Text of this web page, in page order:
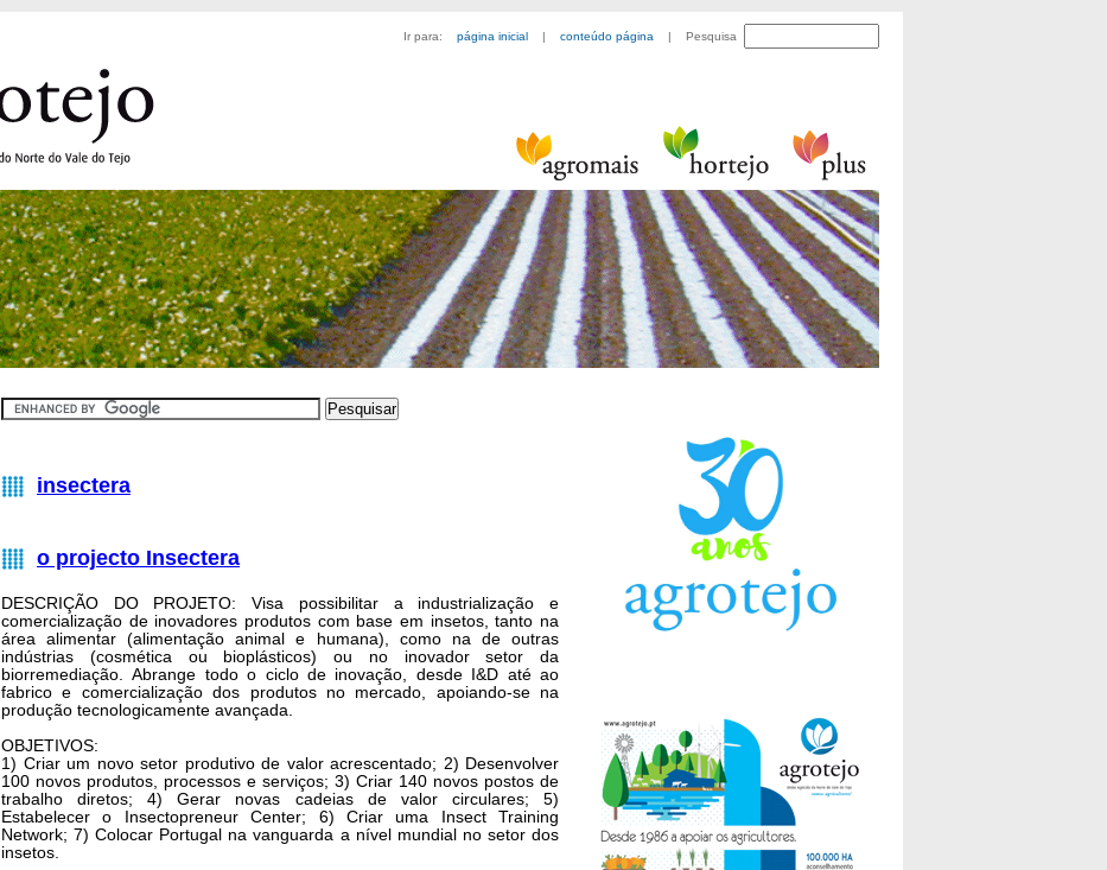
Ir para: página inicial | conteúdo página | Pesquisa
insectera
o projecto Insectera
DESCRIÇÃO DO PROJETO:Visa possibilitar a industrialização e
comercialização de inovadores produtos com base em insetos, tanto na
área alimentar (alimentação animal e humana), como na de outras
indústrias (cosmética ou bioplásticos) ou no inovador setor da
biorremediação. Abrange todo o ciclo de inovação, desde I&D até ao
fabrico e comercialização dos produtos no mercado, apoiando-se na
produção tecnologicamente avançada.
OBJETIVOS:
1) Criar um novo setor produtivo de valor acrescentado; 2) Desenvolver
100 novos produtos, processos e serviços; 3) Criar 140 novos postos de
trabalho diretos; 4) Gerar novas cadeias de valor circulares; 5)
Estabelecer o Insectopreneur Center; 6) Criar uma Insect Training
Network; 7) Colocar Portugal na vanguarda a nível mundial no setor dos
insetos.